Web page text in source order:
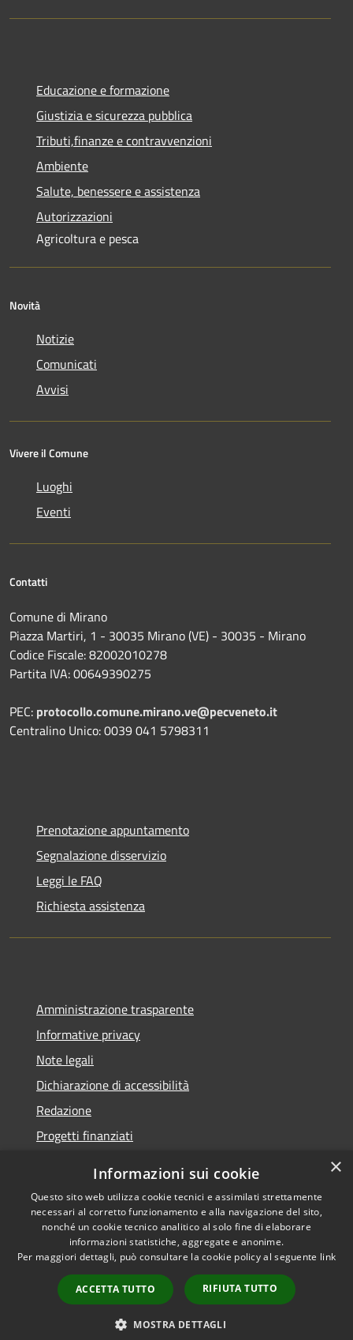
Educazione e formazione
Giustizia e sicurezza pubblica
Tributi,finanze e contravvenzioni
Ambiente
Salute, benessere e assistenza
Autorizzazioni
Agricoltura e pesca
Novità
Notizie
Comunicati
Avvisi
Vivere il Comune
Luoghi
Eventi
Contatti
Comune di Mirano
Piazza Martiri, 1 - 30035 Mirano (VE) - 30035 - Mirano
Codice Fiscale: 82002010278
Partita IVA: 00649390275
PEC: protocollo.comune.mirano.ve@pecveneto.it
Centralino Unico: 0039 041 5798311
Prenotazione appuntamento
Segnalazione disservizio
Leggi le FAQ
Richiesta assistenza
Amministrazione trasparente
Informative privacy
Note legali
Dichiarazione di accessibilità
Redazione
Progetti finanziati
RSS
Accessibilità
Privacy
Mappa del sito
Dichiarazione di
accessibilità• Copyright ©
2021 • Comune di Mirano
• Powered by
Municipium•
Accesso
redazione
×
Informazioni sui cookie
Questo sito web utilizza cookie tecnici e assimilati strettamente
necessari al corretto funzionamento e alla navigazione del sito,
nonché un cookie tecnico analitico al solo fine di elaborare
informazioni statistiche, aggregate e anonime.
Per maggiori dettagli, può consultare la cookie policy al seguente link
ACCETTA TUTTO RIFIUTA TUTTO
MOSTRA DETTAGLI